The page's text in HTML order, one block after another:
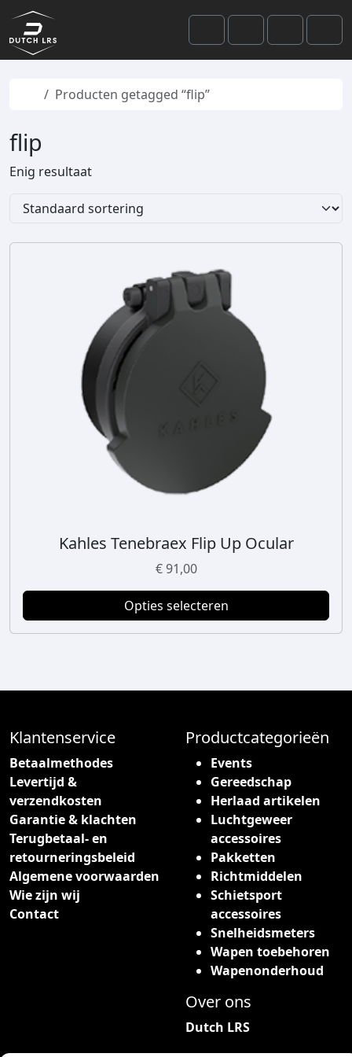
Skip to content
Skip to footer
SearchAccount
Cart
Home
Producten getagged “flip”
flip
Enig resultaat
Kahles Tenebraex Flip Up Ocular
€91,00
Opties selecteren
p
r
o
c
h
e
f
t
m
e
e
r
d
e
a
Klantenservice
Betaalmethodes
Levertijd &
verzendkosten
Garantie & klachten
Terugbetaal- en
retourneringsbeleid
Algemene voorwaarden
Wie zijn wij
Contact
Productcategorieën
Events
Gereedschap
Herlaad artikelen
Luchtgeweer
accessoires
Pakketten
Richtmiddelen
Schietsport
accessoires
Snelheidsmeters
Wapen toebehoren
Wapenonderhoud
Over ons
Dutch LRS